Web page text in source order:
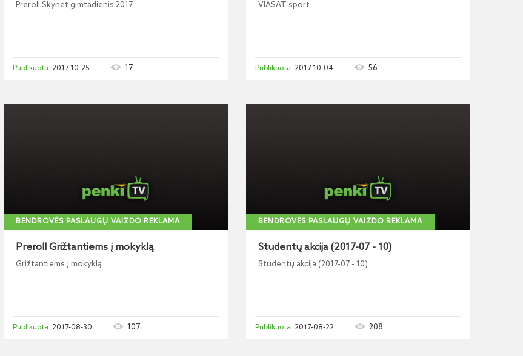
Preroll Skynet gimtadienis 2017
2017-10-25 17
VIASAT sport
2017-10-04 56
BENDROVĖS PASLAUGŲ VAIZDO REKLAMA
Preroll Grižtantiems į mokyklą
Grižtantiems į mokyklą
2017-08-30 107
BENDROVĖS PASLAUGŲ VAIZDO REKLAMA
Studentų akcija (2017-07 - 10)
Studentų akcija (2017-07 - 10)
2017-08-22 208